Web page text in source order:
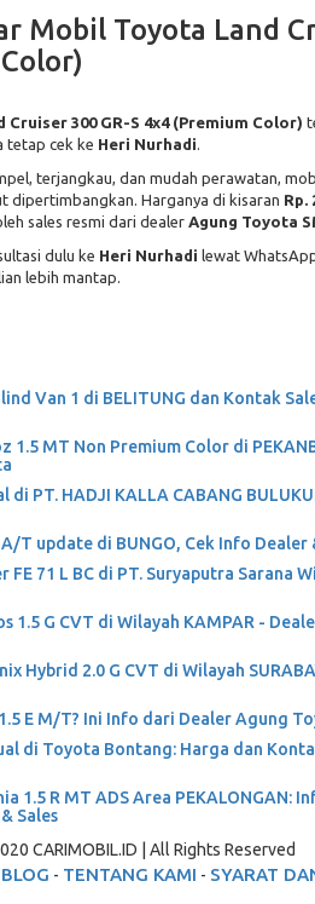
Mobil Toyota Land
Cruiser 300 GR-S 4x4 (Premium Color)
tetap cek ke Heri Nurhadi.
terjangkau, dan mudah perawatan,
dipertimbangkan. Harganya di kisaran Rp.
sales resmi dari dealer Agung Toyota
dulu ke Heri Nurhadi lewat
lebih mantap.
Van 1 di BELITUNG dan Kontak
1.5 MT Non Premium Color di
PT. HADJI KALLA CABANG
T update di BUNGO, Cek Info Dealer
71 L BC di PT. Suryaputra Sarana
G CVT di Wilayah KAMPAR -
Hybrid 2.0 G CVT di Wilayah
E M/T? Ini Info dari Dealer Agung
di Toyota Bontang: Harga dan
1.5 R MT ADS Area PEKALONGAN:
Sales
CARIMOBIL.ID | All Rights Reserved
BLOG - TENTANG KAMI - SYARAT